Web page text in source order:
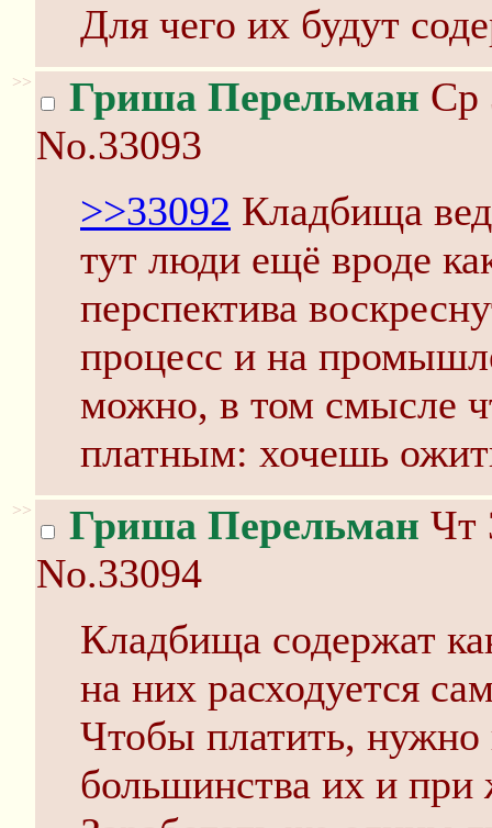
Для чего их будут
>> Гриша Перельман Ср
No.33093
>>33092 Кладбища
тут люди ещё вроде
перспектива
процесс и на
можно, в том смысле
платным: хочешь
>> Гриша Перельман Чт
No.33094
Кладбища содержат
на них расходуется
Чтобы платить, нужно
большинства их и при